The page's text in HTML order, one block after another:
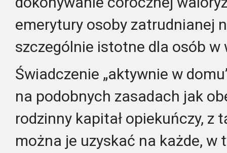
emerytury osoby zatrudnianej
szczególnie istotne dla osób w
Świadczenie „aktywnie w
na podobnych zasadach jak
rodzinny kapitał opiekuńczy, z
można je uzyskać na każde, w